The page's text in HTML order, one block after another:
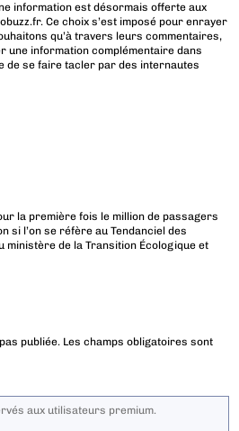
information est désormais offerte aux
Ce choix s’est imposé pour enrayer
qu’à travers leurs commentaires,
une information complémentaire dans
de se faire tacler par des internautes
la première fois le million de passagers
si l’on se réfère au Tendanciel des
de la Transition Écologique et
publiée. Les champs obligatoires sont